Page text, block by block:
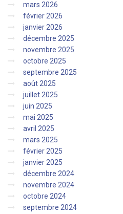
mars 2026
février 2026
janvier 2026
décembre 2025
novembre 2025
octobre 2025
septembre 2025
août 2025
juillet 2025
juin 2025
mai 2025
avril 2025
mars 2025
février 2025
janvier 2025
décembre 2024
novembre 2024
octobre 2024
septembre 2024